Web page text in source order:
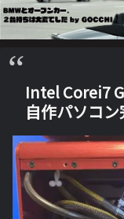
Intel Corei7
自作パソコ